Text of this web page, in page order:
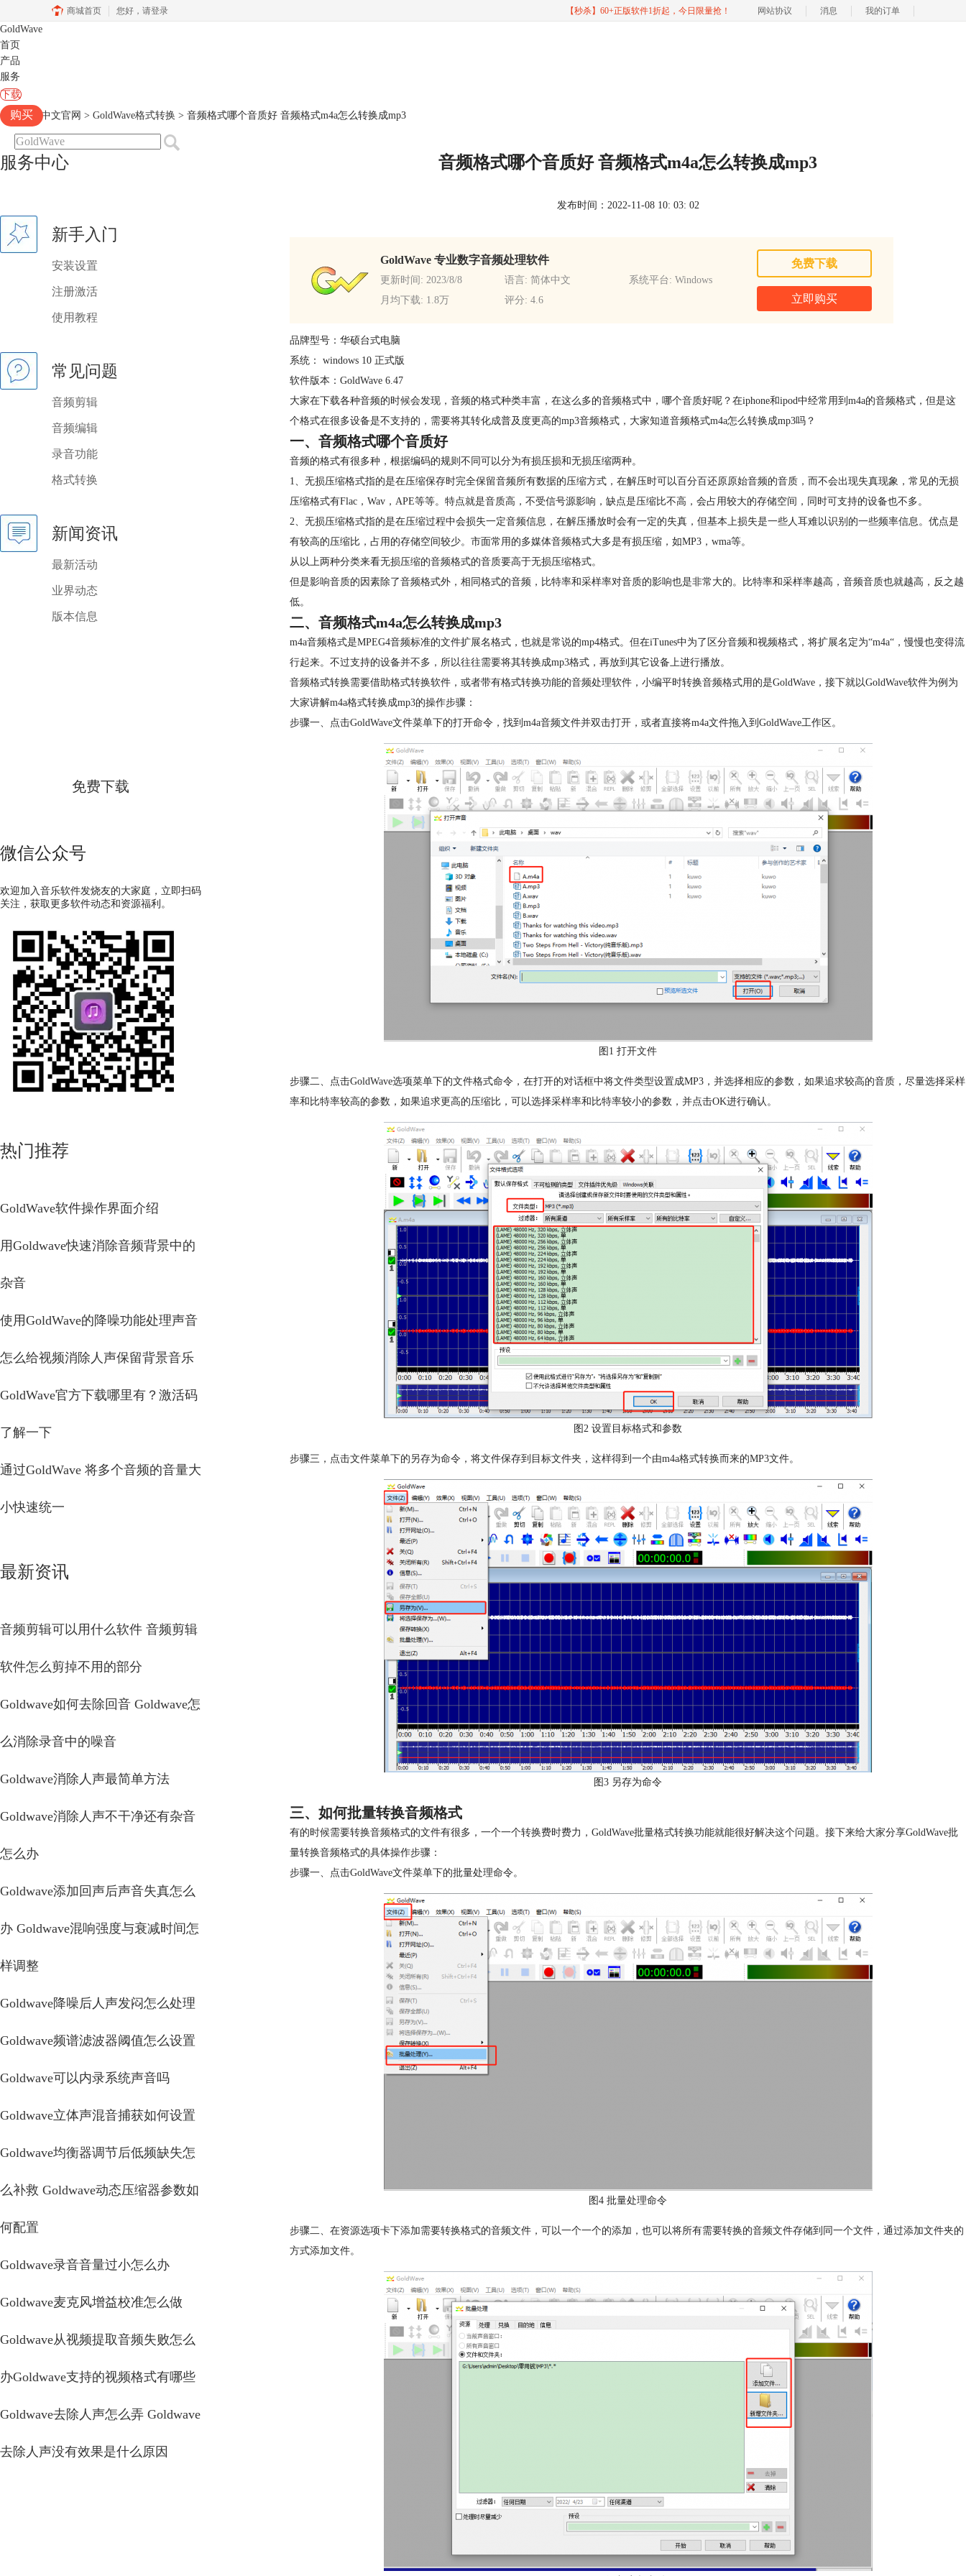
商城首页 您好， 请登录 【秒杀】60+正版软件1折起，今日限量抢！ 网站协议 消息 我的订单
GoldWave
首页
产品
服务
下载
购买
Goldwave中文官网 > GoldWave格式转换 > 音频格式哪个音质好 音频格式m4a怎么转换成mp3
服务中心
新手入门
安装设置
注册激活
使用教程
常见问题
音频剪辑
音频编辑
录音功能
格式转换
新闻资讯
最新活动
业界动态
版本信息
免费下载
微信公众号
欢迎加入音乐软件发烧友的大家庭，立即扫码
关注，获取更多软件动态和资源福利。
热门推荐
GoldWave软件操作界面介绍
用Goldwave快速消除音频背景中的
杂音
使用GoldWave的降噪功能处理声音
怎么给视频消除人声保留背景音乐
GoldWave官方下载哪里有？激活码
了解一下
通过GoldWave 将多个音频的音量大
小快速统一
最新资讯
音频剪辑可以用什么软件 音频剪辑
软件怎么剪掉不用的部分
Goldwave如何去除回音 Goldwave怎
么消除录音中的噪音
Goldwave消除人声最简单方法
Goldwave消除人声不干净还有杂音
怎么办
Goldwave添加回声后声音失真怎么
办 Goldwave混响强度与衰减时间怎
样调整
Goldwave降噪后人声发闷怎么处理
Goldwave频谱滤波器阈值怎么设置
Goldwave可以内录系统声音吗
Goldwave立体声混音捕获如何设置
Goldwave均衡器调节后低频缺失怎
么补救 Goldwave动态压缩器参数如
何配置
Goldwave录音音量过小怎么办
Goldwave麦克风增益校准怎么做
Goldwave从视频提取音频失败怎么
办Goldwave支持的视频格式有哪些
Goldwave去除人声怎么弄 Goldwave
去除人声没有效果是什么原因
音频格式哪个音质好 音频格式m4a怎么转换成mp3
发布时间：2022-11-08 10: 03: 02
GoldWave 专业数字音频处理软件
更新时间: 2023/8/8 语言: 简体中文
系统平台: Windows
月均下载: 1.8万
评分: 4.6
免费下载
立即购买
品牌型号：华硕台式电脑
系统： windows 10 正式版
软件版本：GoldWave 6.47
大家在下载各种音频的时候会发现，音频的格式种类丰富，在这么多的音频格式中，哪个音质好呢？在iphone和ipod中经常用到m4a的音频格式，但是这
个格式在很多设备是不支持的，需要将其转化成普及度更高的mp3音频格式，大家知道音频格式m4a怎么转换成mp3吗？
一、音频格式哪个音质好
音频的格式有很多种，根据编码的规则不同可以分为有损压损和无损压缩两种。
1、无损压缩格式指的是在压缩保存时完全保留音频所有数据的压缩方式，在解压时可以百分百还原原始音频的音质，而不会出现失真现象，常见的无损
压缩格式有Flac，Wav，APE等等。特点就是音质高，不受信号源影响，缺点是压缩比不高，会占用较大的存储空间，同时可支持的设备也不多。
2、无损压缩格式指的是在压缩过程中会损失一定音频信息，在解压播放时会有一定的失真，但基本上损失是一些人耳难以识别的一些频率信息。优点是
有较高的压缩比，占用的存储空间较少。市面常用的多媒体音频格式大多是有损压缩，如MP3，wma等。
从以上两种分类来看无损压缩的音频格式的音质要高于无损压缩格式。
但是影响音质的因素除了音频格式外，相同格式的音频，比特率和采样率对音质的影响也是非常大的。比特率和采样率越高，音频音质也就越高，反之越
低。
二、音频格式m4a怎么转换成mp3
m4a音频格式是MPEG4音频标准的文件扩展名格式，也就是常说的mp4格式。但在iTunes中为了区分音频和视频格式，将扩展名定为“m4a“，慢慢也变得流
行起来。不过支持的设备并不多，所以往往需要将其转换成mp3格式，再放到其它设备上进行播放。
音频格式转换需要借助格式转换软件，或者带有格式转换功能的音频处理软件，小编平时转换音频格式用的是GoldWave，接下就以GoldWave软件为例为
大家讲解m4a格式转换成mp3的操作步骤：
步骤一、点击GoldWave文件菜单下的打开命令，找到m4a音频文件并双击打开，或者直接将m4a文件拖入到GoldWave工作区。
图1 打开文件
步骤二、点击GoldWave选项菜单下的文件格式命令，在打开的对话框中将文件类型设置成MP3，并选择相应的参数，如果追求较高的音质，尽量选择采样
率和比特率较高的参数，如果追求更高的压缩比，可以选择采样率和比特率较小的参数，并点击OK进行确认。
图2 设置目标格式和参数
步骤三，点击文件菜单下的另存为命令，将文件保存到目标文件夹，这样得到一个由m4a格式转换而来的MP3文件。
图3 另存为命令
三、如何批量转换音频格式
有的时候需要转换音频格式的文件有很多，一个一个转换费时费力，GoldWave批量格式转换功能就能很好解决这个问题。接下来给大家分享GoldWave批
量转换音频格式的具体操作步骤：
步骤一、点击GoldWave文件菜单下的批量处理命令。
图4 批量处理命令
步骤二、在资源选项卡下添加需要转换格式的音频文件，可以一个一个的添加，也可以将所有需要转换的音频文件存储到同一个文件，通过添加文件夹的
方式添加文件。